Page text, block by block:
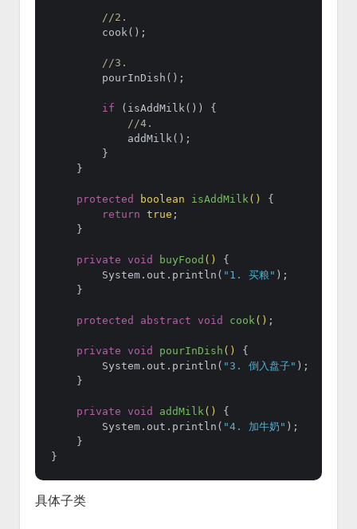
//2.
        cook();
//3.
        pourInDish();
if (isAddMilk()) {
//4.
            addMilk();
        }
    }
protected boolean isAddMilk()
{
return true ;
    }
private void buyFood ()
{
        System.out.println(
"1. 买粮" );
    }
protected abstract void cook() ;
private void pourInDish ()
{
        System.out.println(
"3. 倒入盘子" );
    }
private void addMilk()
{
        System.out.println(
"4. 加牛奶" );
    }
具体子类